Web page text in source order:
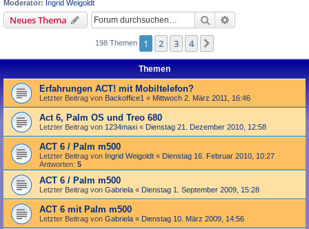
Moderator: Ingrid Weigoldt
Neues Thema Suche
198 Themen 1 2 3 4
Themen
Erfahrungen ACT! mit Mobiltelefon?
Letzter Beitrag von Backoffice1 « Mittwoch 2. März 2011, 16:46
Act 6, Palm OS und Treo 680
Letzter Beitrag von 1234maxi « Dienstag 21. Dezember 2010, 12:58
ACT 6 / Palm m500
Letzter Beitrag von Ingrid Weigoldt « Dienstag 16. Februar 2010, 10:27
Antworten: 5
ACT 6 / Palm m500
Letzter Beitrag von Gabriela « Dienstag 1. September 2009, 15:28
ACT 6 mit Palm m500
Letzter Beitrag von Gabriela « Dienstag 10. März 2009, 14:56